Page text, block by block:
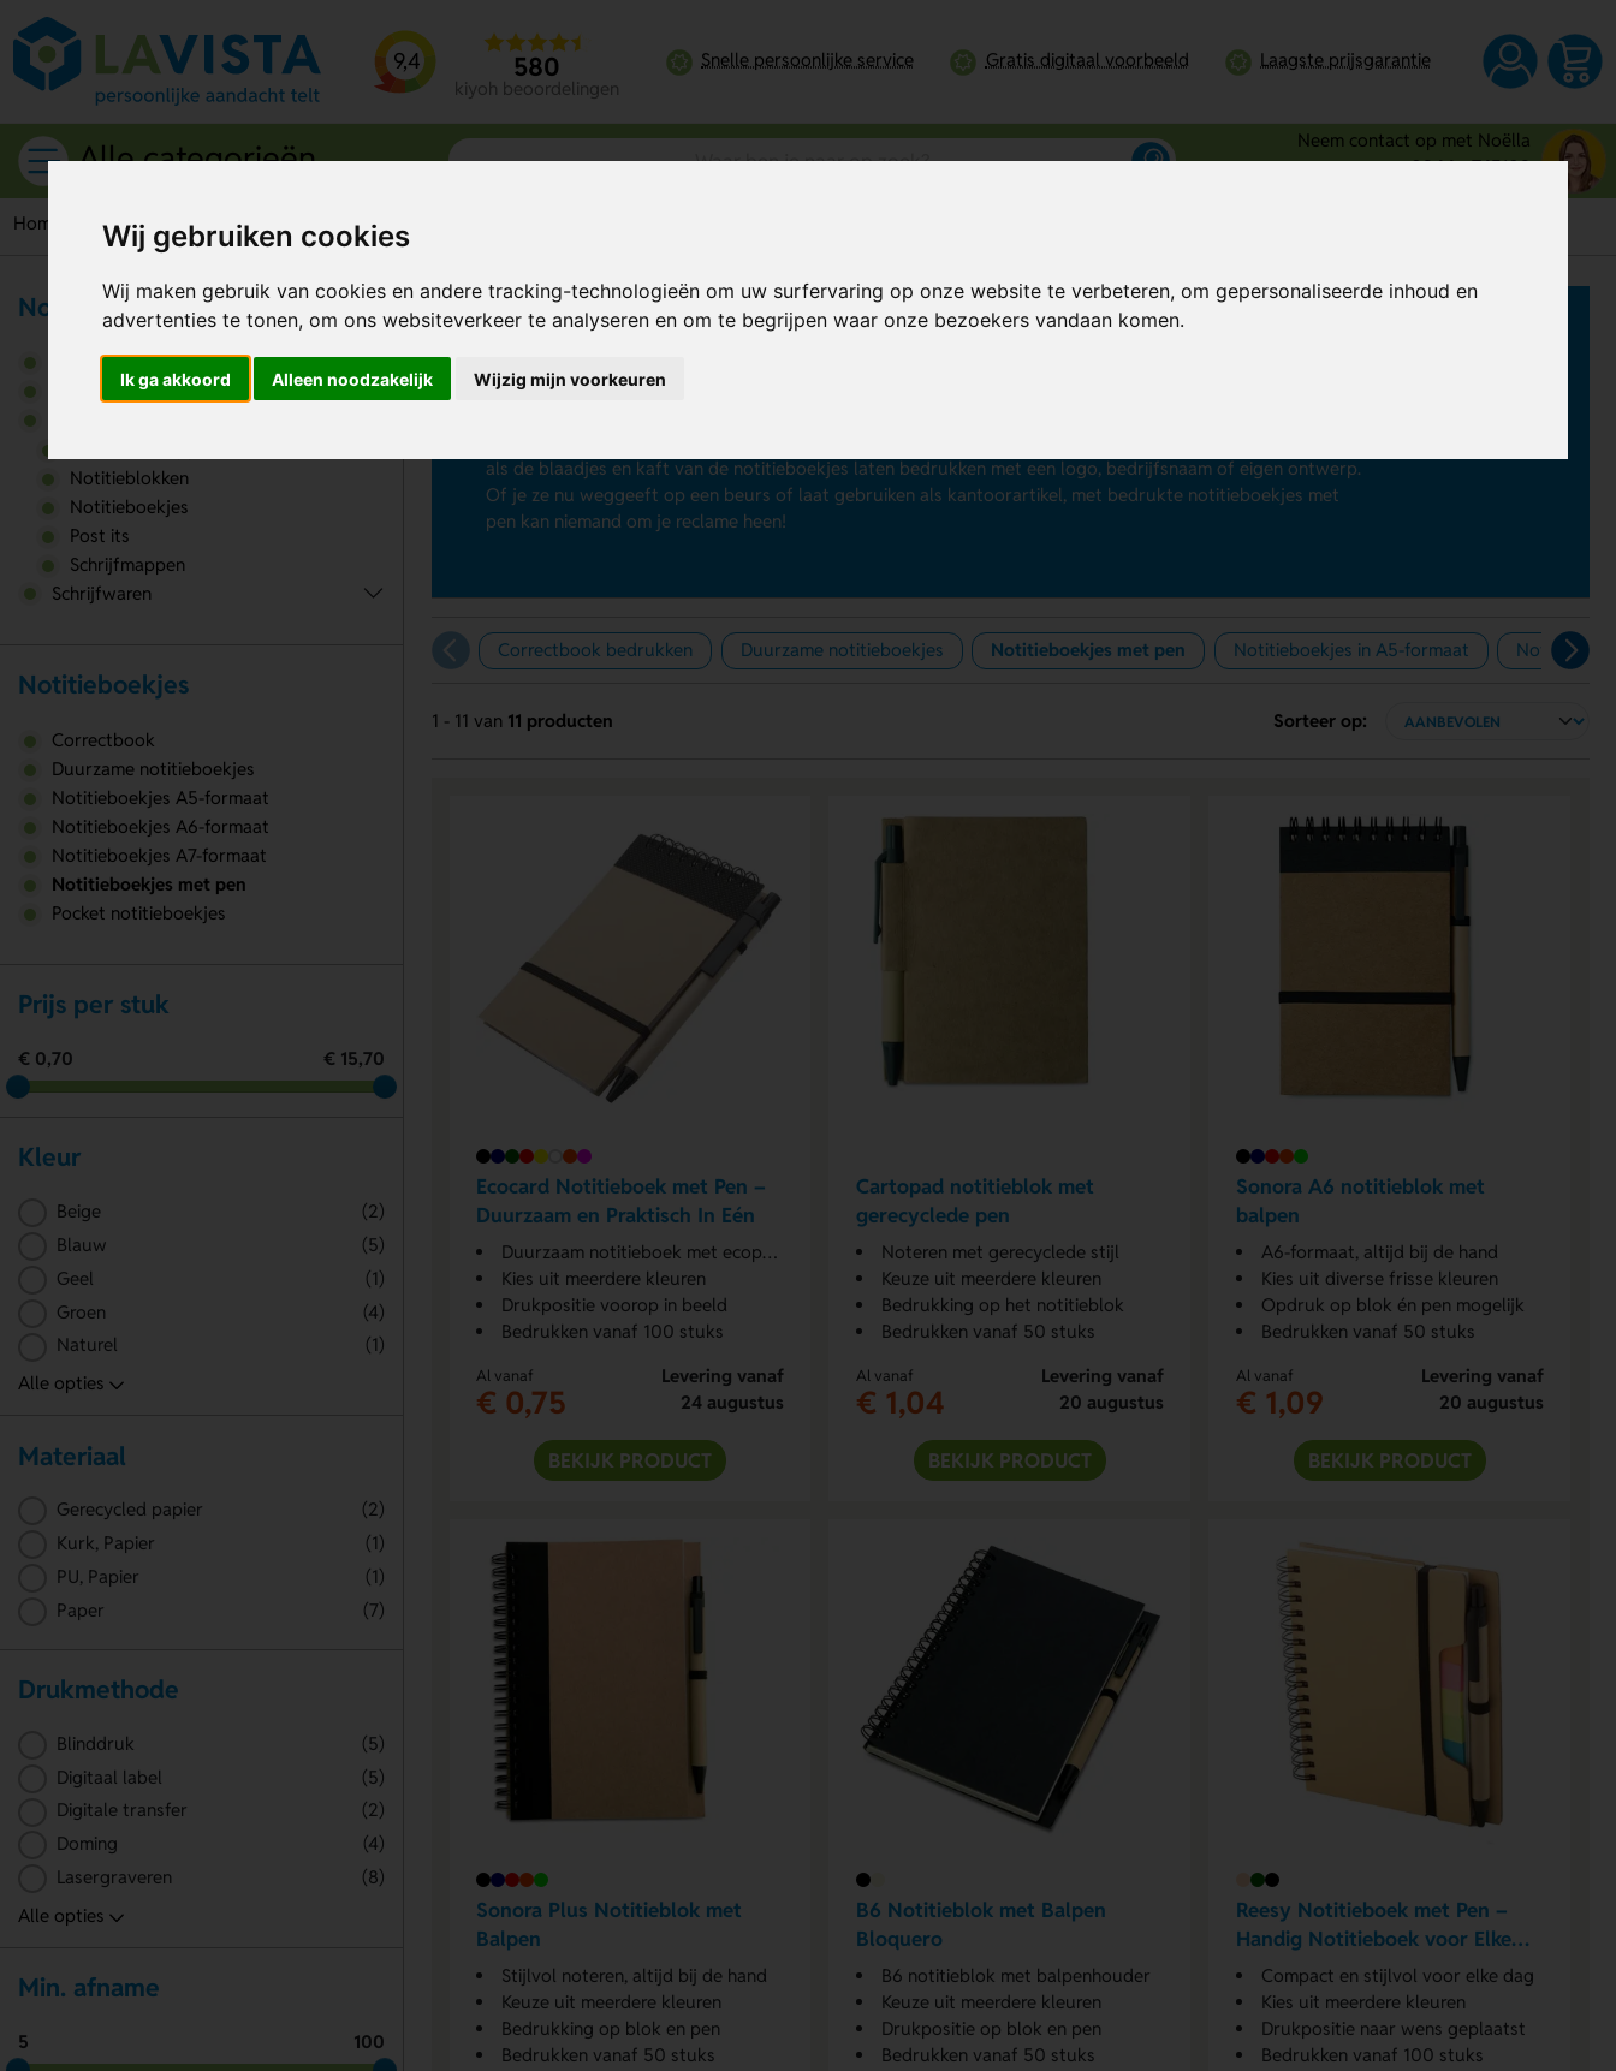
Wij gebruiken cookies
Wij maken gebruik van cookies en andere tracking-technologieën om uw surfervaring op onze website te verbeteren, om gepersonaliseerde inhoud en
advertenties te tonen, om ons websiteverkeer te analyseren en om te begrijpen waar onze bezoekers vandaan komen.
Ik ga akkoord Alleen noodzakelijk Wijzig mijn voorkeuren
9,4 580
kiyoh beoordelingen
Snelle persoonlijke service Gratis digitaal voorbeeld Laagste prijsgarantie
Alle categorieën
Neem contact op met Noëlla
0344 - 745109
Home Notitieboekjes met pen
Notitieboekjes met pen
Op zoek naar notitieboekjes waar je relaties, personeel of klanten direct mee aan de slag kunnen? Dan zijn
als de blaadjes en kaft van de notitieboekjes laten bedrukken met een logo, bedrijfsnaam of eigen ontwerp.
Of je ze nu weggeeft op een beurs of laat gebruiken als kantoorartikel, met bedrukte notitieboekjes met
pen kan niemand om je reclame heen!
Correctbook bedrukken Duurzame notitieboekjes Notitieboekjes met pen Notitieboekjes in A5-formaat
1 - 11 van 11 producten Sorteer op:
Ecocard Notitieboek met Pen –
Duurzaam en Praktisch In Eén
Duurzaam notitieboek met ecopapier
Kies uit meerdere kleuren
Drukpositie voorop in beeld
Bedrukken vanaf 100 stuks
Al vanaf
€ 0,75
Levering vanaf
24 augustus
BEKIJK PRODUCT
Cartopad notitieblok met
gerecyclede pen
Noteren met gerecyclede stijl
Keuze uit meerdere kleuren
Bedrukking op het notitieblok
Bedrukken vanaf 50 stuks
Al vanaf
€ 1,04
Levering vanaf
20 augustus
BEKIJK PRODUCT
Sonora A6 notitieblok met
balpen
A6-formaat, altijd bij de hand
Kies uit diverse frisse kleuren
Opdruk op blok én pen mogelijk
Bedrukken vanaf 50 stuks
Al vanaf
€ 1,09
Levering vanaf
20 augustus
BEKIJK PRODUCT
Sonora Plus Notitieblok met
Balpen
Stijlvol noteren, altijd bij de hand
Keuze uit meerdere kleuren
Bedrukking op blok en pen
Bedrukken vanaf 50 stuks
B6 Notitieblok met Balpen
Bloquero
B6 notitieblok met balpenhouder
Keuze uit meerdere kleuren
Drukpositie op blok en pen
Bedrukken vanaf 50 stuks
Reesy Notitieboek met Pen –
Handig Notitieboek voor Elke
DagCompact en stijlvol voor elke dag
Kies uit meerdere kleuren
Drukpositie naar wens geplaatst
Bedrukken vanaf 100 stuks
Notities
Bureau accessoires
Kantoorartikelen
Notitieblokken
Notitieboekjes
Post its
Schrijfmappen
Schrijfwaren
Notitieboekjes
Correctbook
Duurzame notitieboekjes
Notitieboekjes A5-formaat
Notitieboekjes A6-formaat
Notitieboekjes A7-formaat
Notitieboekjes met pen
Pocket notitieboekjes
Prijs per stuk
€ 0,70 € 15,70
Kleur
Beige
(2)
Blauw
(5)
Geel
(1)
Groen
(4)
Naturel
(1)
Materiaal
Gerecycled papier
(2)
Kurk, Papier
(1)
PU, Papier
(1)
Paper
(7)
Drukmethode
Blinddruk
(5)
Digitaal label
(5)
Digitale transfer
(2)
Doming
(4)
Lasergraveren
(8)
Min. afname
5 100